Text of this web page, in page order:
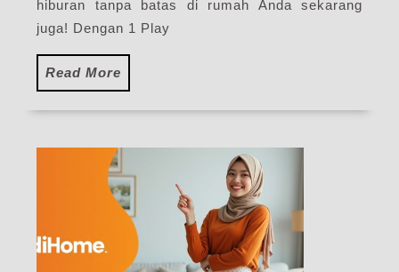
IndiHome
hiburan tanpa batas di rumah Anda sekarang
juga! Dengan 1 Play
Read More
More